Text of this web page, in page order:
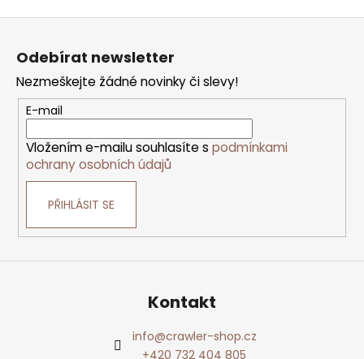
Z
Odebírat newsletter
Nezmeškejte žádné novinky či slevy!
E-mail
Vložením e-mailu souhlasíte s podmínkami
ochrany osobních údajů
PŘIHLÁSIT SE
Kontakt
info@crawler-shop.cz
+420 732 404 805